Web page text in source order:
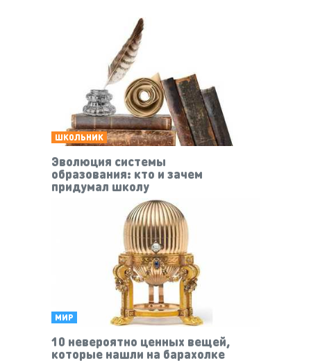
ШКОЛЬНИК
Эволюция системы
образования: кто и зачем
придумал школу
МИР
10 невероятно ценных вещей,
которые нашли на барахолке